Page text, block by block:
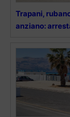
Trapani,
anziano: